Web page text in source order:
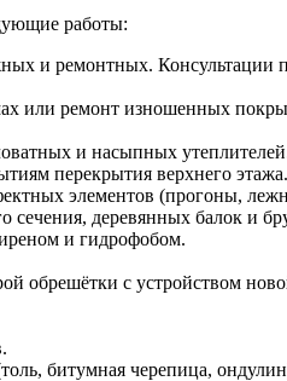
работы:
и ремонтных.
или ремонт изношенных
и насыпных
перекрытия верхнего этажа.
элементов (прогоны,
деревянных балок и
и гидрофобом.
с устройством
битумная черепица,